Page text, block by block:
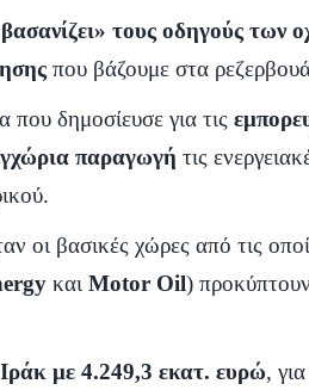
τους οδηγούς των
που βάζουμε στα
που δημοσίευσε για τις
παραγωγή τις
οι βασικές χώρες από τις
και Motor Oil)
Ιράκ με 4.249,3 εκατ. ευρώ,